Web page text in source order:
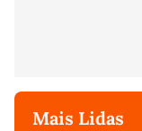
Mais Lidas